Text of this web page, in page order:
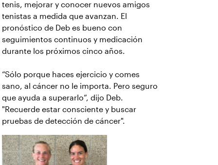
tenis, mejorar y conocer nuevos amigos
tenistas a medida que avanzan. El
pronóstico de Deb es bueno con
seguimientos continuos y medicación
durante los próximos cinco años.
“Sólo porque haces ejercicio y comes
sano, al cáncer no le importa. Pero seguro
que ayuda a superarlo”, dijo Deb.
"Recuerde estar consciente y buscar
pruebas de detección de cáncer".